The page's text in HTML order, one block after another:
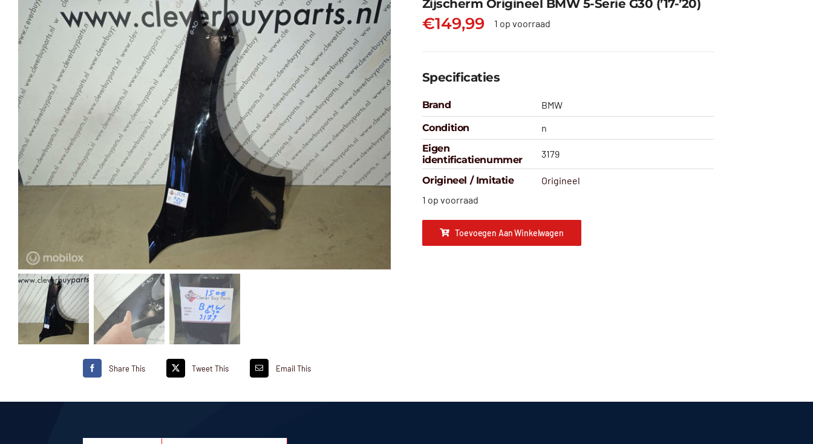
Share This Tweet This Email This
Zijscherm Origineel BMW 5-Serie G30 (’17-’20)
€149,99 1 op voorraad
Specificaties
Brand
BMW
Condition
n
Eigen
identificatienummer
3179
Origineel / Imitatie
Origineel
1 op voorraad
Toevoegen Aan Winkelwagen